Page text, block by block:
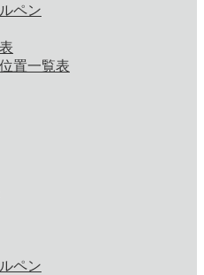
ペン
置一覧表
ペン